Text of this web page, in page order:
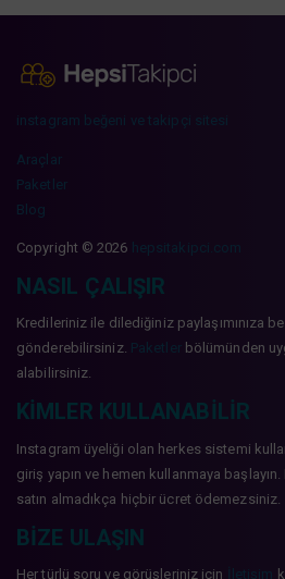
instagram beğeni ve takipçi sitesi
Araçlar
Paketler
Blog
Copyright © 2026 hepsitakipci.com
NASIL ÇALIŞIR
Kredileriniz ile dilediğiniz paylaşımınıza
gönderebilirsiniz. Paketler bölümünden
alabilirsiniz.
KIMLER KULLANABILIR
Instagram üyeliği olan herkes sistemi
giriş yapın ve hemen kullanmaya
satın almadıkça hiçbir ücret ödemezsiniz.
BIZE ULAŞIN
Her türlü soru ve görüşleriniz için